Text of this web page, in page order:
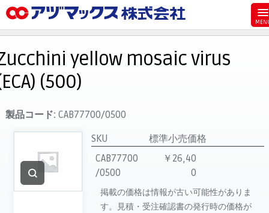
お気に入り
お買い物カゴ
ご注文
マイページ
主要取扱ブランド
代理店一覧
製品検索
yellow mosaic virus
(500)
製品コード: CAB77700/0500
SKU
標準小売価格
CAB77700
/0500
￥26,40
0
掲載の価格は情報が古い可能性がありま
す。見積・受注確認書の発行時の価格が